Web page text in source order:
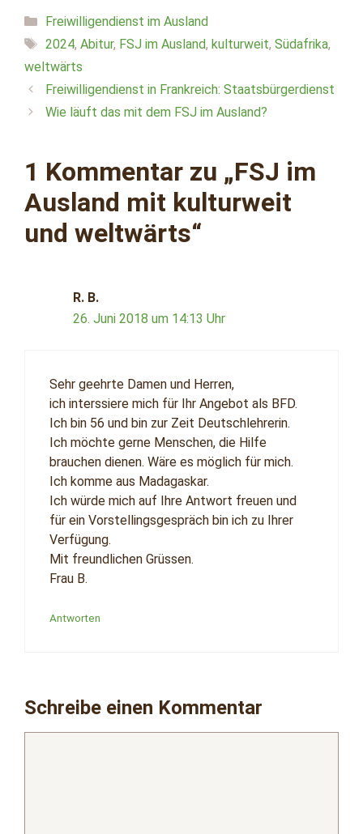
Kategorien
Freiwilligendienst im Ausland
Schlagwörter
2024, Abitur, FSJ im Ausland, kulturweit, Südafrika,
weltwärts
Freiwilligendienst in Frankreich: Staatsbürgerdienst
Wie läuft das mit dem FSJ im Ausland?
1 Kommentar zu „FSJ im
Ausland mit kulturweit
und weltwärts“
R. B.
26. Juni 2018 um 14:13 Uhr
Sehr geehrte Damen und Herren,
ich interssiere mich für Ihr Angebot als BFD.
Ich bin 56 und bin zur Zeit Deutschlehrerin.
Ich möchte gerne Menschen, die Hilfe
brauchen dienen. Wäre es möglich für mich.
Ich komme aus Madagaskar.
Ich würde mich auf Ihre Antwort freuen und
für ein Vorstellingsgespräch bin ich zu Ihrer
Verfügung.
Mit freundlichen Grüssen.
Frau B.
Antworten
Schreibe einen Kommentar